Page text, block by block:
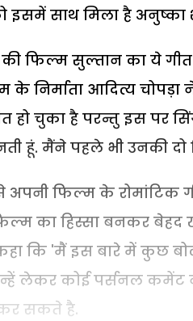
इसमें साथ मिला है अनुष्का
फिल्म सुल्तान का ये
निर्माता आदित्य
हो चुका है परन्तु इस पर
हूं. मैंने पहले भी उनकी दो
अपनी फिल्म के
का हिस्सा बनकर बेहद
कि 'मैं इस बारे में कुछ
लेकर कोई पर्सनल
कर सकते है.